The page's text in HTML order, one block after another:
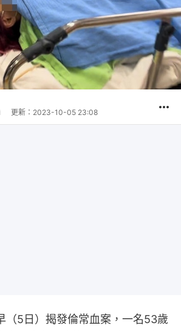
更新： 2023-10-05 23:08
（5日）揭發倫常血案，一名53歲